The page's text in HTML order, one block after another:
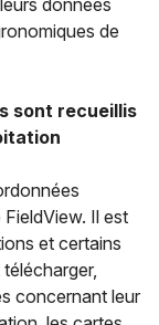
données
de
sont recueillis
Il est
et certains
concernant leur